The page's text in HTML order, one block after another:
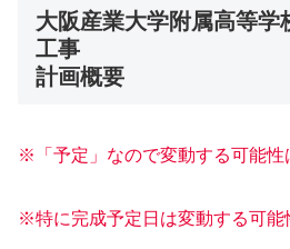
大阪産業大学附属高等学
工事
計画概要
※「予定」なので変動する可能性
※特に完成予定日は変動する可能